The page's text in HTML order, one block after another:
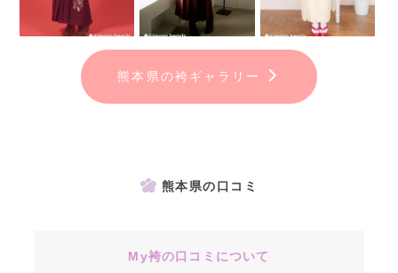
熊本県の袴ギャラリー
熊本県の口コミ
My袴の口コミについて